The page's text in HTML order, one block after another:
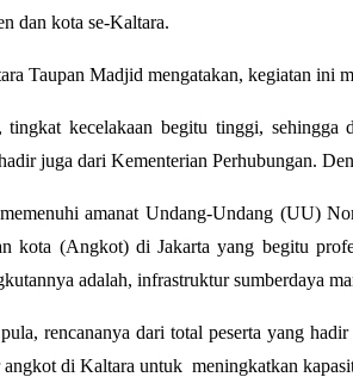
dan kota se-Kaltara.
Taupan Madjid mengatakan, kegiatan ini
kecelakaan begitu tinggi, sehingga
juga dari Kementerian Perhubungan.
amanat Undang-Undang (UU)
kota (Angkot) di Jakarta yang begitu
adalah, infrastruktur sumberdaya
rencananya dari total peserta yang
angkot di Kaltara untuk meningkatkan